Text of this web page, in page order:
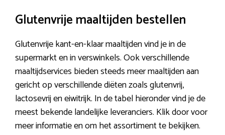
Glutenvrije maaltijden bestellen
Glutenvrije kant-en-klaar maaltijden vind je in de
supermarkt en in verswinkels. Ook verschillende
maaltijdservices bieden steeds meer maaltijden aan
gericht op verschillende diëten zoals glutenvrij,
lactosevrij en eiwitrijk. In de tabel hieronder vind je de
meest bekende landelijke leveranciers. Klik door voor
meer informatie en om het assortiment te bekijken.